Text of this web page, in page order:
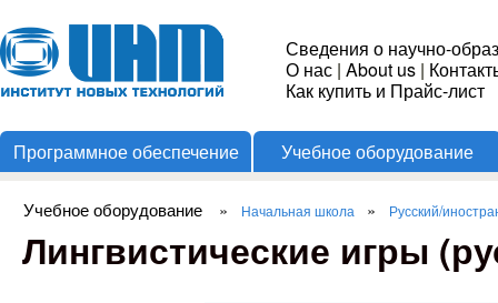
Институт
Новых
Технологий
Сведения о научно-
О нас | About us |
Как купить и Прайс-лист
Программное обеспечение Учебное оборудование
Вы здесь
Учебное оборудование » Начальная школа » Русский/
Лингвистические игры